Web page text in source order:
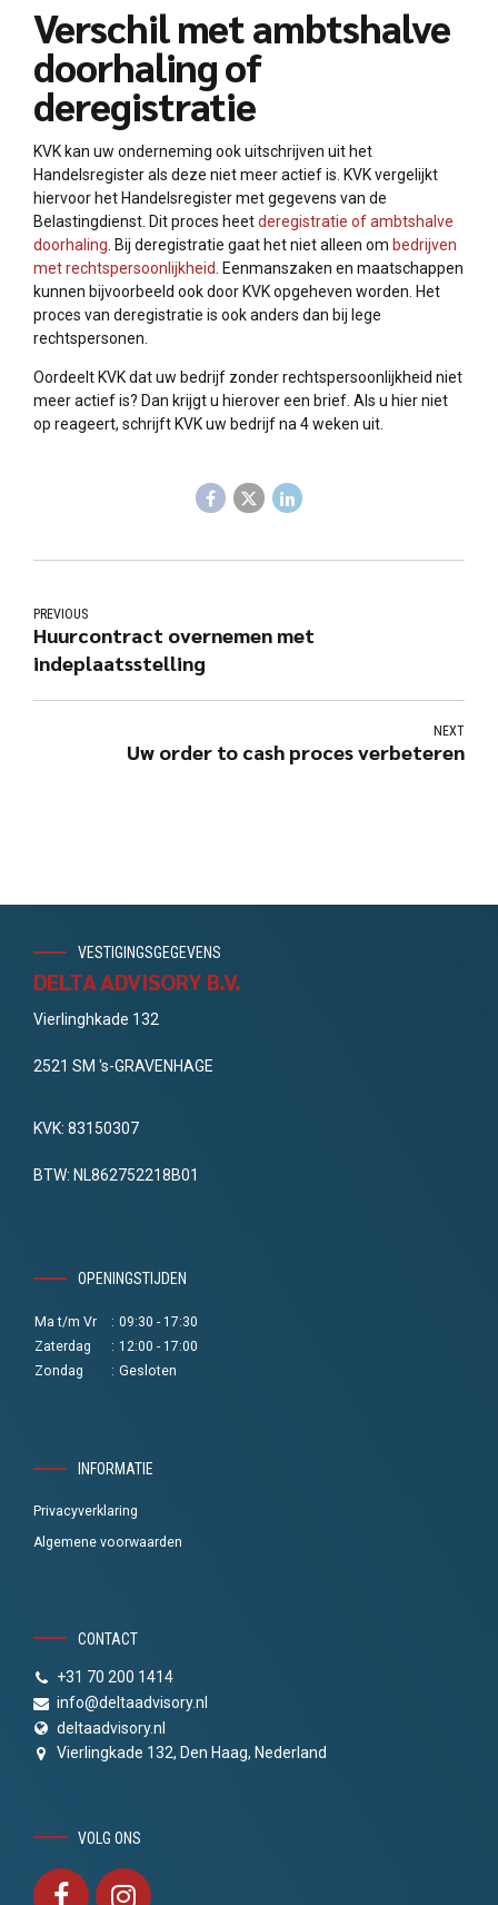
Verschil met ambtshalve
doorhaling of
deregistratie
KVK kan uw onderneming ook uitschrijven uit het
Handelsregister als deze niet meer actief is. KVK vergelijkt
hiervoor het Handelsregister met gegevens van de
Belastingdienst. Dit proces heetderegistratie of ambtshalve
doorhaling . Bij deregistratie gaat het niet alleen om bedrijven
met rechtspersoonlijkheid
. Eenmanszaken en maatschappen
kunnen bijvoorbeeld ook door KVK opgeheven worden. Het
proces van deregistratie is ook anders dan bij lege
rechtspersonen.
Oordeelt KVK dat uw bedrijf zonder rechtspersoonlijkheid niet
meer actief is? Dan krijgt u hierover een brief. Als u hier niet
op reageert, schrijft KVK uw bedrijf na 4 weken uit.
PREVIOUS
Huurcontract overnemen met
indeplaatsstelling
NEXT
Uw order to cash proces verbeteren
VESTIGINGSGEGEVENS
DELTA ADVISORY B.V.
Vierlinghkade 132
2521 SM 's-GRAVENHAGE
KVK: 83150307
BTW: NL862752218B01
OPENINGSTIJDEN
Ma t/m Vr : 09:30 - 17:30
Zaterdag
: 12:00 - 17:00
Zondag
: Gesloten
INFORMATIE
Privacyverklaring
Algemene voorwaarden
CONTACT
+31 70 200 1414
info@deltaadvisory.nl
deltaadvisory.nl
Vierlingkade 132, Den Haag, Nederland
VOLG ONS